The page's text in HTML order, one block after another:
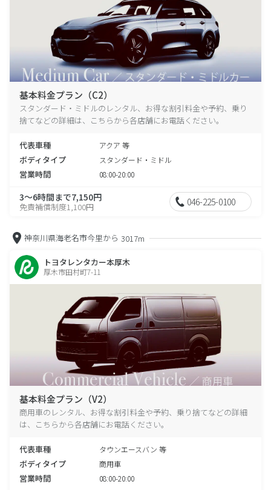
基本料金プラン（C2）
スタンダード・ミドルのレンタル、お得な割引料金や予約、乗り
捨てなどの詳細は、こちらから各店舗にお電話ください。
代表車種 アクア 等
ボディタイプ スタンダード・ミドル
営業時間 08:00-20:00
3～6時間まで7,150円
免責補償制度1,100円 046-225-0100
神奈川県海老名市今里から 3017m
トヨタレンタカー本厚木
厚木市田村町7-11
基本料金プラン（V2）
商用車のレンタル、お得な割引料金や予約、乗り捨てなどの詳細
は、こちらから各店舗にお電話ください。
代表車種 タウンエースバン 等
ボディタイプ 商用車
営業時間 08:00-20:00